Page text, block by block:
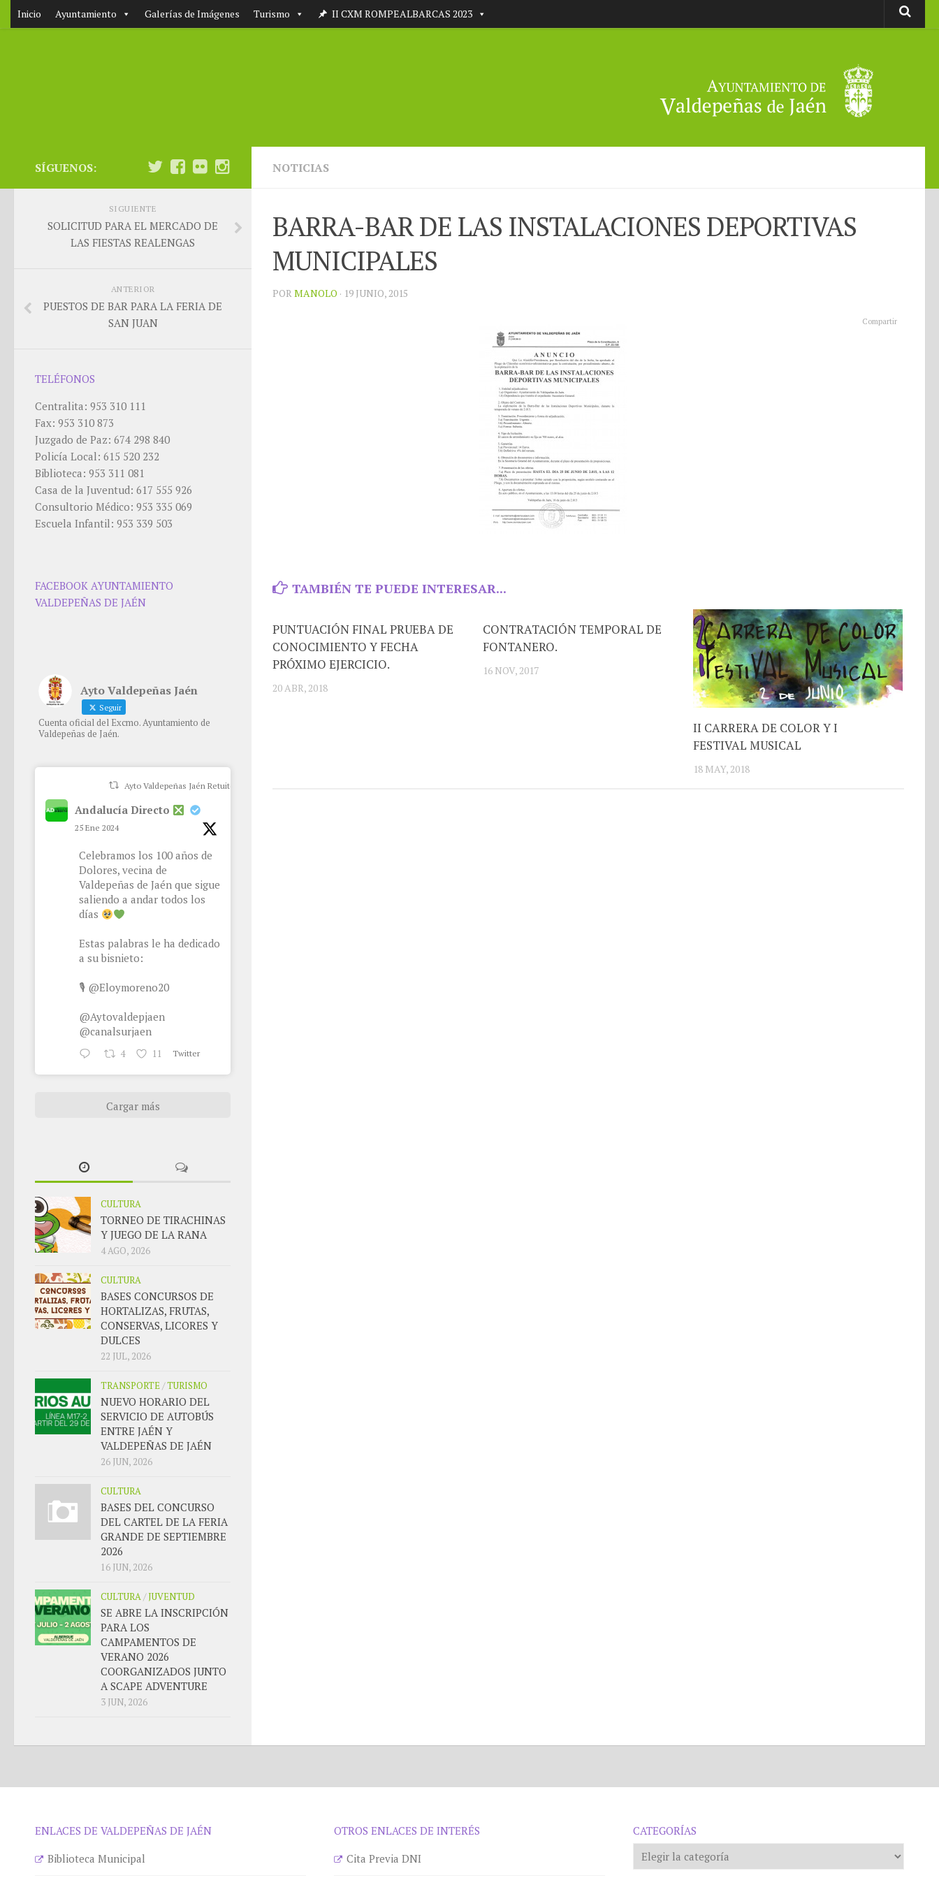
Inicio Ayuntamiento Galerías de Imágenes Turismo II CXM ROMPEALBARCAS 2023
NOTICIAS
BARRA-BAR DE LAS INSTALACIONES DEPORTIVAS
MUNICIPALES
POR MANOLO · 19 JUNIO, 2015
Compartir
TAMBIÉN TE PUEDE INTERESAR...
PUNTUACIÓN FINAL PRUEBA DE
CONOCIMIENTO Y FECHA
PRÓXIMO EJERCICIO.
20 ABR, 2018
CONTRATACIÓN TEMPORAL DE
FONTANERO.
16 NOV, 2017
II CARRERA DE COLOR Y I
FESTIVAL MUSICAL
18 MAY, 2018
SÍGUENOS:
SIGUIENTE
SOLICITUD PARA EL MERCADO DE
LAS FIESTAS REALENGAS
ANTERIOR
PUESTOS DE BAR PARA LA FERIA DE
SAN JUAN
TELÉFONOS
Centralita: 953 310 111
Fax: 953 310 873
Juzgado de Paz: 674 298 840
Policía Local: 615 520 232
Biblioteca: 953 311 081
Casa de la Juventud: 617 555 926
Consultorio Médico: 953 335 069
Escuela Infantil: 953 339 503
FACEBOOK AYUNTAMIENTO
VALDEPEÑAS DE JAÉN
Ayto Valdepeñas Jaén
Seguir
Cuenta oficial del Excmo. Ayuntamiento de
Valdepeñas de Jaén.
Ayto Valdepeñas Jaén Retuiteado
Andalucía Directo
25 Ene 2024
Celebramos los 100 años de
Dolores, vecina de
Valdepeñas de Jaén que sigue
saliendo a andar todos los
días
Estas palabras le ha dedicado
a su bisnieto:
🎙 @Eloymoreno20
@Aytovaldepjaen
@canalsurjaen
4 11 Twitter
Cargar más
CULTURA
TORNEO DE TIRACHINAS
Y JUEGO DE LA RANA
4 AGO, 2026
CULTURA
BASES CONCURSOS DE
HORTALIZAS, FRUTAS,
CONSERVAS, LICORES Y
DULCES
22 JUL, 2026
TRANSPORTE/TURISMO
NUEVO HORARIO DEL
SERVICIO DE AUTOBÚS
ENTRE JAÉN Y
VALDEPEÑAS DE JAÉN
26 JUN, 2026
CULTURA
BASES DEL CONCURSO
DEL CARTEL DE LA FERIA
GRANDE DE SEPTIEMBRE
2026
16 JUN, 2026
CULTURA/JUVENTUD
SE ABRE LA INSCRIPCIÓN
PARA LOS
CAMPAMENTOS DE
VERANO 2026
COORGANIZADOS JUNTO
A SCAPE ADVENTURE
3 JUN, 2026
ENLACES DE VALDEPEÑAS DE JAÉN
Biblioteca Municipal
OTROS ENLACES DE INTERÉS
Cita Previa DNI
CATEGORÍAS
Categorías